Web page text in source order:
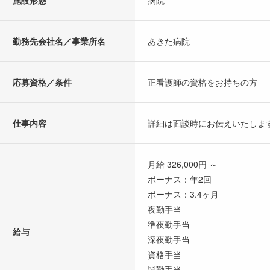
勤務先会社名／事業所名 あきた病院
応募資格／条件 正看護師の資格をお持ちの方
仕事内容 詳細は面談時にお伝えいたしま
給与
月給 326,000円 ～
ボーナス：年2回
ボーナス：3.4ヶ月
夜勤手当
準夜勤手当
深夜勤手当
資格手当